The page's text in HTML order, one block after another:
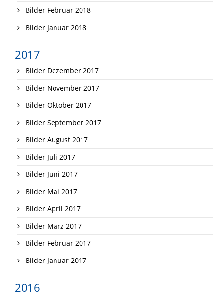
Bilder Februar 2018
Bilder Januar 2018
2017
Bilder Dezember 2017
Bilder November 2017
Bilder Oktober 2017
Bilder September 2017
Bilder August 2017
Bilder Juli 2017
Bilder Juni 2017
Bilder Mai 2017
Bilder April 2017
Bilder März 2017
Bilder Februar 2017
Bilder Januar 2017
2016